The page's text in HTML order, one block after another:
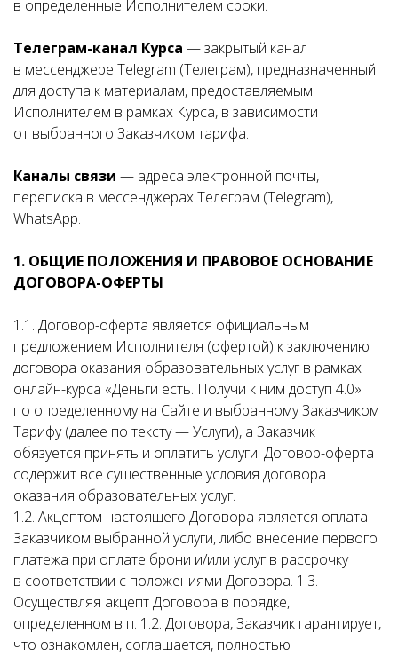
в определенные Исполнителем сроки.
Телеграм-канал Курса — закрытый канал
в мессенджере Telegram (Телеграм), предназначенный
для доступа к материалам, предоставляемым
Исполнителем в рамках Курса, в зависимости
от выбранного Заказчиком тарифа.
Каналы связи — адреса электронной почты,
переписка в мессенджерах Телеграм (Telegram),
WhatsApp.
1. ОБЩИЕ ПОЛОЖЕНИЯ И ПРАВОВОЕ ОСНОВАНИЕ
ДОГОВОРА-ОФЕРТЫ
1.1. Договор-оферта является официальным
предложением Исполнителя (офертой) к заключению
договора оказания образовательных услуг в рамках
онлайн-курса «Деньги есть. Получи к ним доступ 4.0»
по определенному на Сайте и выбранному Заказчиком
Тарифу (далее по тексту — Услуги), а Заказчик
обязуется принять и оплатить услуги. Договор-оферта
содержит все существенные условия договора
оказания образовательных услуг.
1.2. Акцептом настоящего Договора является оплата
Заказчиком выбранной услуги, либо внесение первого
платежа при оплате брони и/или услуг в рассрочку
в соответствии с положениями Договора. 1.3.
Осуществляя акцепт Договора в порядке,
определенном в п. 1.2. Договора, Заказчик гарантирует,
что ознакомлен, соглашается, полностью